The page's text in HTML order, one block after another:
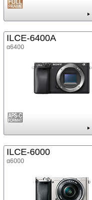
ILCE-6400A
α6400
ILCE-6000
α6000